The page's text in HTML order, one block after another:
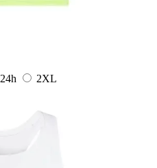
24h
2XL